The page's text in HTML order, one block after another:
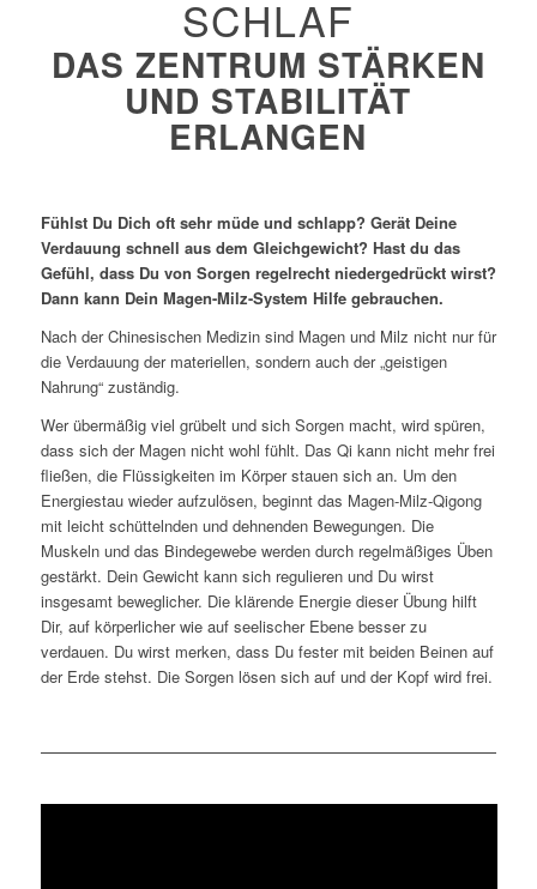
SCHLAF
DAS ZENTRUM STÄRKEN
UND STABILITÄT
ERLANGEN
Fühlst Du Dich oft sehr müde und schlapp? Gerät Deine
Verdauung schnell aus dem Gleichgewicht? Hast du das
Gefühl, dass Du von Sorgen regelrecht niedergedrückt wirst?
Dann kann Dein Magen-Milz-System Hilfe gebrauchen.
Nach der Chinesischen Medizin sind Magen und Milz nicht nur für
die Verdauung der materiellen, sondern auch der „geistigen
Nahrung“ zuständig.
Wer übermäßig viel grübelt und sich Sorgen macht, wird spüren,
dass sich der Magen nicht wohl fühlt. Das Qi kann nicht mehr frei
fließen, die Flüssigkeiten im Körper stauen sich an. Um den
Energiestau wieder aufzulösen, beginnt das Magen-Milz-Qigong
mit leicht schüttelnden und dehnenden Bewegungen. Die
Muskeln und das Bindegewebe werden durch regelmäßiges Üben
gestärkt. Dein Gewicht kann sich regulieren und Du wirst
insgesamt beweglicher. Die klärende Energie dieser Übung hilft
Dir, auf körperlicher wie auf seelischer Ebene besser zu
verdauen. Du wirst merken, dass Du fester mit beiden Beinen auf
der Erde stehst. Die Sorgen lösen sich auf und der Kopf wird frei.